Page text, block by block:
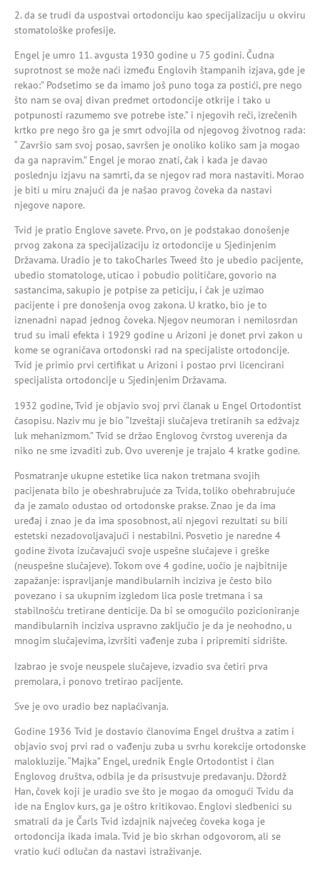
2. da se trudi da uspostvai ortodonciju kao specijalizaciju u okviru
stomatološke profesije.
Engel je umro 11. avgusta 1930 godine u 75 godini. Čudna
suprotnost se može naći između Englovih štampanih izjava, gde je
rekao:” Podsetimo se da imamo još puno toga za postići, pre nego
što nam se ovaj divan predmet ortodoncije otkrije i tako u
potpunosti razumemo sve potrebe iste.” i njegovih reči, izrečenih
krtko pre nego šro ga je smrt odvojila od njegovog životnog rada:
“ Završio sam svoj posao, savršen je onoliko koliko sam ja mogao
da ga napravim.” Engel je morao znati, čak i kada je davao
poslednju izjavu na samrti, da se njegov rad mora nastaviti. Morao
je biti u miru znajući da je našao pravog čoveka da nastavi
njegove napore.
Tvid je pratio Englove savete. Prvo, on je podstakao donošenje
prvog zakona za specijalizaciju iz ortodoncije u Sjedinjenim
Državama. Uradio je to takoCharles Tweed što je ubedio pacijente,
ubedio stomatologe, uticao i pobudio političare, govorio na
sastancima, sakupio je potpise za peticiju, i čak je uzimao
pacijente i pre donošenja ovog zakona. U kratko, bio je to
iznenadni napad jednog čoveka. Njegov neumoran i nemilosrdan
trud su imali efekta i 1929 godine u Arizoni je donet prvi zakon u
kome se ograničava ortodonski rad na specijaliste ortodoncije.
Tvid je primio prvi certifikat u Arizoni i postao prvi licencirani
specijalista ortodoncije u Sjedinjenim Državama.
1932 godine, Tvid je objavio svoj prvi članak u Engel Ortodontist
časopisu. Naziv mu je bio “Izveštaji slučajeva tretiranih sa edžvajz
luk mehanizmom.” Tvid se držao Englovog čvrstog uverenja da
niko ne sme izvaditi zub. Ovo uverenje je trajalo 4 kratke godine.
Posmatranje ukupne estetike lica nakon tretmana svojih
pacijenata bilo je obeshrabrujuće za Tvida, toliko obehrabrujuće
da je zamalo odustao od ortodonske prakse. Znao je da ima
uređaj i znao je da ima sposobnost, ali njegovi rezultati su bili
estetski nezadovoljavajući i nestabilni. Posvetio je naredne 4
godine života izučavajući svoje uspešne slučajeve i greške
(neuspešne slučajeve). Tokom ove 4 godine, uočio je najbitnije
zapažanje: ispravljanje mandibularnih inciziva je često bilo
povezano i sa ukupnim izgledom lica posle tretmana i sa
stabilnošću tretirane denticije. Da bi se omogućilo pozicioniranje
mandibularnih inciziva uspravno zaključio je da je neohodno, u
mnogim slučajevima, izvršiti vađenje zuba i pripremiti sidrište.
Izabrao je svoje neuspele slučajeve, izvadio sva četiri prva
premolara, i ponovo tretirao pacijente.
Sve je ovo uradio bez naplaćivanja.
Godine 1936 Tvid je dostavio članovima Engel društva a zatim i
objavio svoj prvi rad o vađenju zuba u svrhu korekcije ortodonske
malokluzije. “Majka” Engel, urednik Engle Ortodontist i član
Englovog društva, odbila je da prisustvuje predavanju. Džordž
Han, čovek koji je uradio sve što je mogao da omogući Tvidu da
ide na Englov kurs, ga je oštro kritikovao. Englovi sledbenici su
smatrali da je Čarls Tvid izdajnik najvećeg čoveka koga je
ortodoncija ikada imala. Tvid je bio skrhan odgovorom, ali se
vratio kući odlučan da nastavi istraživanje.